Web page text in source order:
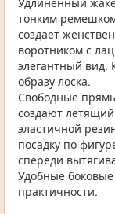
тонким
создает
воротником с
элегантный вид.
образу лоска.
Свободные
создают летящий
эластичной
посадку по
спереди
Удобные
практичности.